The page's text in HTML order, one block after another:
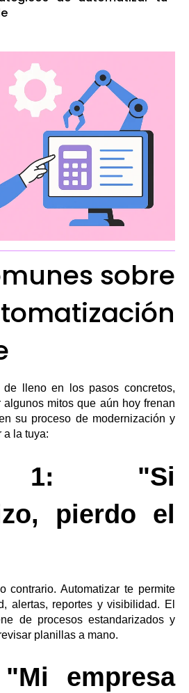
sobre
de lleno en los pasos concretos,
mitos que aún hoy frenan
su proceso de modernización y
a la tuya:
1: "Si
pierdo el
contrario. Automatizar te permite
alertas, reportes y visibilidad. El
de procesos estandarizados y
planillas a mano.
empresa